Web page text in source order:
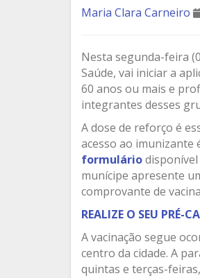
Maria Clara Carneiro
Nesta segunda-feira
Saúde, vai iniciar a
60 anos ou mais e
integrantes desses
A dose de reforço é
acesso ao imunizante
formulário
munícipe apresente
comprovante de
REALIZE O SEU PRÉ-
A vacinação segue
centro da cidade. A
quintas e terças-